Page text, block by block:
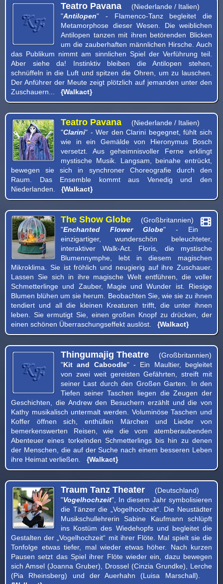
Teatro Pavana
(Niederlande / Italien)
"Antilopen" - Flamenco-Tanz begleitet die
Metamorphose dieser Wesen. Die weiblichen
Antilopen tanzen mit ihren betörenden Blicken
um die zauberhaften männlichen Hirsche. Auch
das Publikum nimmt am sinnlichen Spiel der Verführung teil.
Aber siehe da! Instinktiv bleiben die Antilopen stehen,
schnüffeln in die Luft und spitzen die Ohren, um zu lauschen.
Der Anführer der Meute zeigt plötzlich auf jemanden unter den
Zuschauern... {Walkact}
Teatro Pavana
(Niederlande / Italien)
"Clarini" - Wer den Clarini begegnet, fühlt sich
wie in ein Gemälde von Hieronymus Bosch
versetzt. Aus geheimnisvoller Ferne erklingt
mystische Musik. Langsam, beinahe entrückt,
bewegen sie sich in synchroner Choreografie durch den
Raum. Das Ensemble kommt aus Venedig und den
Niederlanden. {Walkact}
The Show Globe
(Großbritannien)
"Enchanted Flower Globe" - Ein
einzigartiger, wunderschön beleuchteter,
interaktiver Walk-Act. Floris, die mystische
Blumennymphe, lebt in diesem magischen
Mikroklima. Sie ist fröhlich und neugierig auf ihre Zuschauer.
Lassen Sie sich in ihre magische Welt entführen, die voller
Schmetterlinge und Zauber, Magie und Wunder ist. Riesige
Blumen blühen um sie herum. Beobachten Sie, wie sie zu ihnen
tendiert und all die kleinen Kreaturen trifft, die unter ihnen
leben. Sie ermutigt Sie, einen großen Knopf zu drücken, der
einen schönen Überraschungseffekt auslöst. {Walkact}
Thingumajig Theatre
(Großbritannien)
"Kit and Caboodle" - Ein Maultier, begleitet
von zwei weit gereisten Gefährten, streift mit
seiner Last durch den Großen Garten. In den
Tiefen seiner Taschen liegen die Zeugen der
Geschichten, die Andrew den Besuchern erzählt und die von
Kathy musikalisch untermalt werden. Voluminöse Taschen und
Koffer öffnen sich, enthüllen Märchen und Lieder von
bemerkenswerten Reisen, wie die vom atemberaubenden
Abenteuer eines torkelnden Schmetterlings bis hin zu denen
der Menschen, die auf der Suche nach einem besseren Leben
ihre Heimat verließen. {Walkact}
Traum Tanz Theater
(Deutschland)
"Vogelhochzeit", In diesem Jahr symbolisieren
die Tänzer die „Vogelhochzeit“. Die Neustädter
Musikschullehrerin Sabine Kaufmann schlüpft
ins Kostüm des Wiedehopfs und begleitet die
Gestalten der „Vogelhochzeit“ mit ihrer Flöte. Mal spielt sie die
Tonfolge etwas tiefer, mal wieder etwas höher. Nach kurzen
Pausen setzt das Spiel ihrer Flöte wieder ein, dazu bewegen
sich Amsel (Joanna Gruber), Drossel (Cinzia Grundke), Lerche
(Pia Rheinsberg) und der Auerhahn (Luisa Marschall).